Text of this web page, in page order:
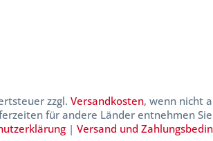
zzgl. Versandkosten, wenn nicht
für andere Länder entnehmen
| Versand und